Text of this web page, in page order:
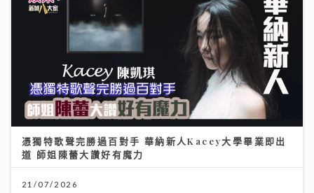
憑獨特歌聲完勝過百對手 華納新人Kacey大學畢業即出
道 師姐陳蕾大讚好有魔力
21/07/2026